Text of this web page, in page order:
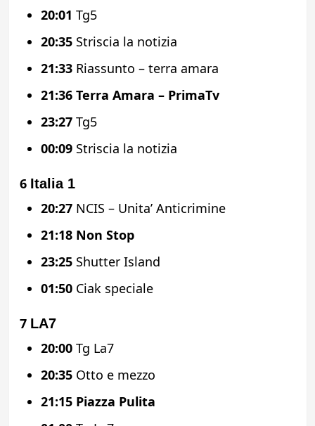
20:01 Tg5
20:35Striscia la notizia
21:33Riassunto – terra amara
21:36 Terra Amara – PrimaTv
23:27Tg5
00:09Striscia la notizia
6 Italia 1
20:27NCIS – Unita’ Anticrimine
21:18 Non Stop
23:25Shutter Island
01:50Ciak speciale
7 LA7
20:00Tg La7
20:35Otto e mezzo
21:15 Piazza Pulita